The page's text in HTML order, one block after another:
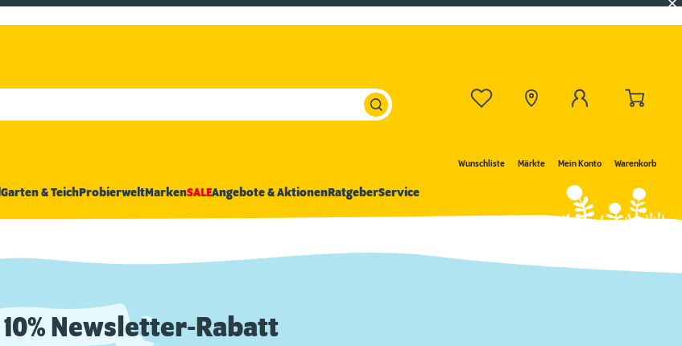
Wunschliste Märkte Mein Konto Warenkorb
Garten & TeichProbierweltMarkenSALEAngebote & AktionenRatgeberService
10% Newsletter-Rabatt